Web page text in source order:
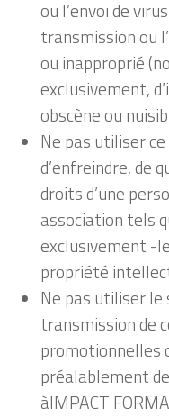
ou l’envoi de
transmission ou
ou inapproprié
exclusivement,
obscène ou
Ne pas utiliser
d’enfreindre, de
droits d’une
association tels
exclusivement -
propriété
Ne pas utiliser le
transmission de
promotionnelles
préalablement
àIMPACT